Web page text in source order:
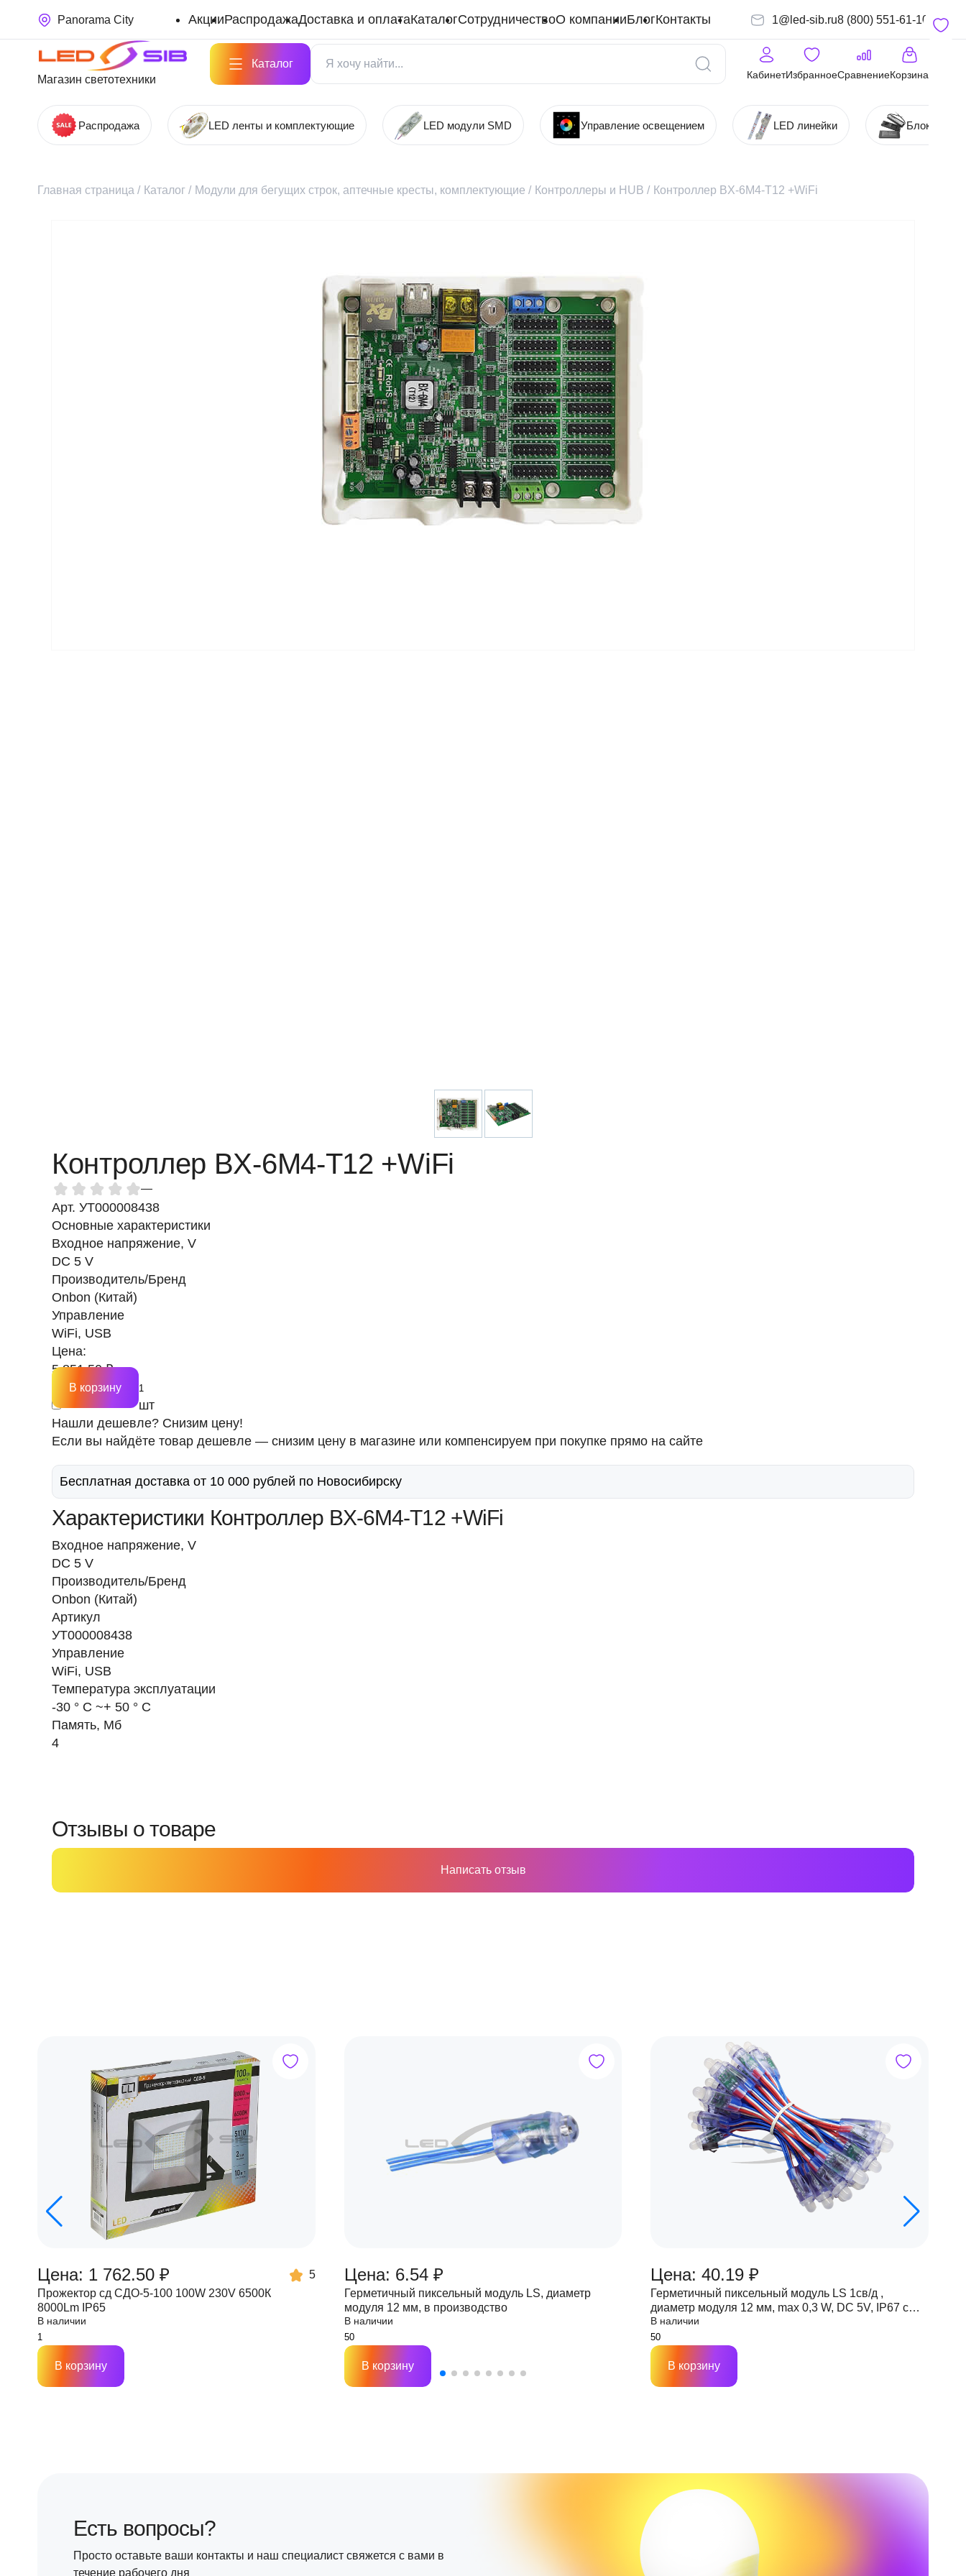
Panorama City АкцииРаспродажаДоставка и оплатаКаталогСотрудничествоО компанииБлогКонтакты 1@led-sib.ru8 (800) 551-61-10
Магазин светотехники
Каталог
КабинетИзбранноеСравнениеКорзина
Распродажа LED ленты и комплектующие LED модули SMD Управление освещением LED линейки Блоки
Главная страница / Каталог / Модули для бегущих строк, аптечные кресты, комплектующие / Контроллеры и HUB / Контроллер BX-6M4-T12 +WiFi
Контроллер BX-6M4-T12 +WiFi
—
Арт. УТ000008438
Основные характеристики
Входное напряжение, V
DC 5 V
Производитель/Бренд
Onbon (Китай)
Управление
WiFi, USB
Цена:
5 851.50 ₽
шт
В корзину
Нашли дешевле? Снизим цену!
Если вы найдёте товар дешевле — снизим цену в магазине или компенсируем при покупке прямо на сайте
Бесплатная доставка от 10 000 рублей по Новосибирску
Характеристики Контроллер BX-6M4-T12 +WiFi
Входное напряжение, V
DC 5 V
Производитель/Бренд
Onbon (Китай)
Артикул
УТ000008438
Управление
WiFi, USB
Температура эксплуатации
-30 ° C ~+ 50 ° C
Память, Мб
4
Отзывы о товаре
Написать отзыв
Цена: 1 762.50 ₽
5
Прожектор сд СДО-5-100 100W 230V 6500К
8000Lm IP65
В наличии
В корзину
Цена: 6.54 ₽
Герметичный пиксельный модуль LS, диаметр
модуля 12 мм, в производство
В наличии
В корзину
Цена: 40.19 ₽
Герметичный пиксельный модуль LS 1св/д ,
диаметр модуля 12 мм, max 0,3 W, DC 5V, IP67 с
чипом 6803
В наличии
В корзину
Есть вопросы?
Просто оставьте ваши контакты и наш специалист свяжется с вами в
течение рабочего дня